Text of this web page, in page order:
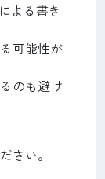
よる書き
可能性が
のも避け
さい。